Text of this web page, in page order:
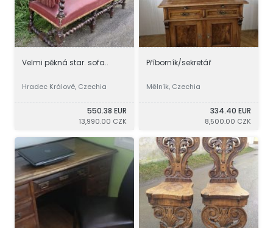
Velmi pěkná star. sofa..
Hradec Králové, Czechia
550.38 EUR
13,990.00 CZK
Příborník/sekretář
Mělník, Czechia
334.40 EUR
8,500.00 CZK